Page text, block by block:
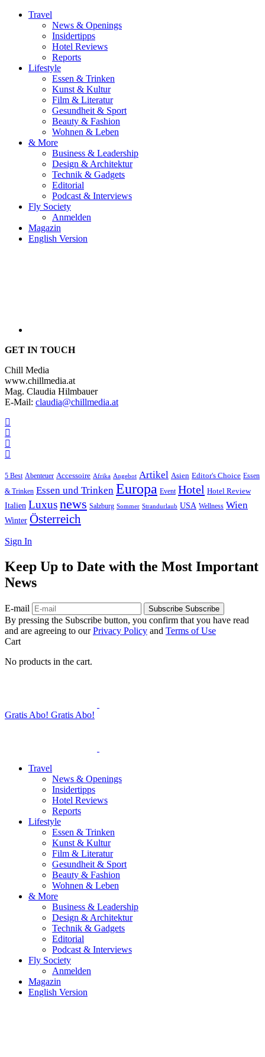
Travel
News & Openings
Insidertipps
Hotel Reviews
Reports
Lifestyle
Essen & Trinken
Kunst & Kultur
Film & Literatur
Gesundheit & Sport
Beauty & Fashion
Wohnen & Leben
& More
Business & Leadership
Design & Architektur
Technik & Gadgets
Editorial
Podcast & Interviews
Fly Society
Anmelden
Magazin
English Version
GET IN TOUCH
Chill Media
www.chillmedia.at
Mag. Claudia Hilmbauer
E-Mail: claudia@chillmedia.at
5 Best Abenteuer Accessoire Afrika Angebot Artikel Asien Editor's Choice Essen
& Trinken Essen und Trinken Europa Event Hotel Hotel Review
Italien Luxusnews Salzburg Sommer Strandurlaub USA Wellness Wien
Winter Österreich
Sign In
Keep Up to Date with the Most Important
News
E-mail Subscribe Subscribe
By pressing the Subscribe button, you confirm that you have read
and are agreeing to ourPrivacy Policy and Terms of Use
Cart
No products in the cart.
Gratis Abo! Gratis Abo!
Travel
News & Openings
Insidertipps
Hotel Reviews
Reports
Lifestyle
Essen & Trinken
Kunst & Kultur
Film & Literatur
Gesundheit & Sport
Beauty & Fashion
Wohnen & Leben
& More
Business & Leadership
Design & Architektur
Technik & Gadgets
Editorial
Podcast & Interviews
Fly Society
Anmelden
Magazin
English Version